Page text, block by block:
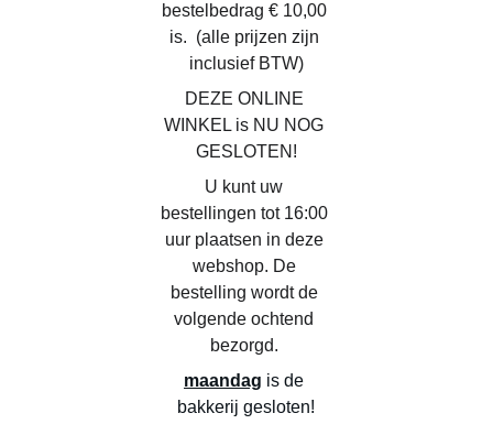
bestelbedrag € 10,00
is.  (alle prijzen zijn
inclusief BTW)
DEZE ONLINE
WINKEL is NU NOG
GESLOTEN!
U kunt uw
bestellingen tot 16:00
uur plaatsen in deze
webshop. De
bestelling wordt de
volgende ochtend
bezorgd.
maandag is de
bakkerij gesloten!